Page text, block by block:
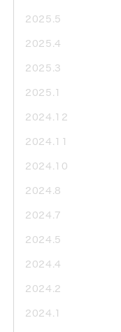
2025.5
2025.4
2025.3
2025.1
2024.12
2024.11
2024.10
2024.8
2024.7
2024.5
2024.4
2024.2
2024.1